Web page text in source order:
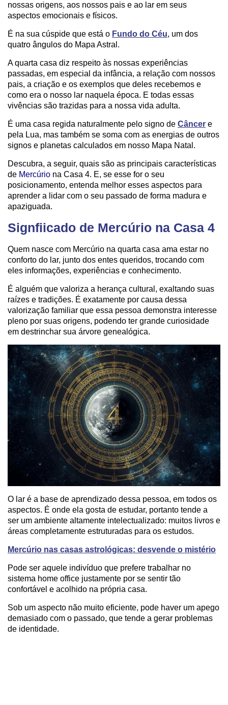
nossas origens, aos nossos pais e ao lar em seus
aspectos emocionais e físicos.
É na sua cúspide que está o Fundo do Céu, um dos
quatro ângulos do Mapa Astral.
A quarta casa diz respeito às nossas experiências
passadas, em especial da infância, a relação com nossos
pais, a criação e os exemplos que deles recebemos e
como era o nosso lar naquela época. E todas essas
vivências são trazidas para a nossa vida adulta.
É uma casa regida naturalmente pelo signo de Câncer e
pela Lua, mas também se soma com as energias de outros
signos e planetas calculados em nosso Mapa Natal.
Descubra, a seguir, quais são as principais características
de Mercúrio na Casa 4. E, se esse for o seu
posicionamento, entenda melhor esses aspectos para
aprender a lidar com o seu passado de forma madura e
apaziguada.
Signfiicado de Mercúrio na Casa 4
Quem nasce com Mercúrio na quarta casa ama estar no
conforto do lar, junto dos entes queridos, trocando com
eles informações, experiências e conhecimento.
É alguém que valoriza a herança cultural, exaltando suas
raízes e tradições. É exatamente por causa dessa
valorização familiar que essa pessoa demonstra interesse
pleno por suas origens, podendo ter grande curiosidade
em destrinchar sua árvore genealógica.
O lar é a base de aprendizado dessa pessoa, em todos os
aspectos. É onde ela gosta de estudar, portanto tende a
ser um ambiente altamente intelectualizado: muitos livros e
áreas completamente estruturadas para os estudos.
Mercúrio nas casas astrológicas: desvende o mistério
Pode ser aquele indivíduo que prefere trabalhar no
sistema home office justamente por se sentir tão
confortável e acolhido na própria casa.
Sob um aspecto não muito eficiente, pode haver um apego
demasiado com o passado, que tende a gerar problemas
de identidade.